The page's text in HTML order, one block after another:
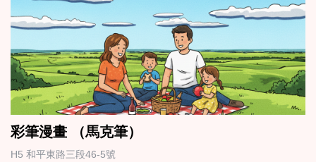
彩筆漫畫 （馬克筆）
H5 和平東路三段46-5號